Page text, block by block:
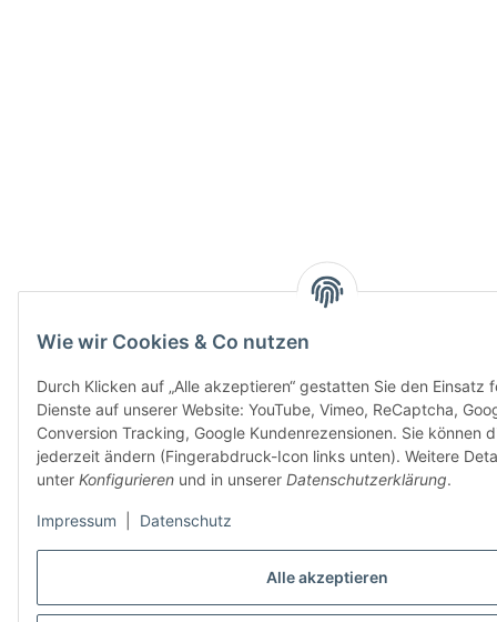
Alle akzeptieren
Wie wir Cookies & Co nutzen
Durch Klicken auf „Alle akzeptieren“ gestatten Sie den Einsatz
Dienste auf unserer Website: YouTube, Vimeo, ReCaptcha,
Conversion Tracking, Google Kundenrezensionen. Sie können
jederzeit ändern (Fingerabdruck-Icon links unten). Weitere
unter Konfigurieren und in unserer Datenschutzerklärung.
Impressum Datenschutz